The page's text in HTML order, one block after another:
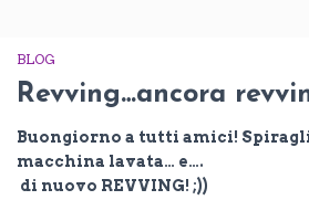
BLOG
Revving…ancora
Buongiorno a tutti amici!
macchina lavata… e….
di nuovo REVVING! ;))